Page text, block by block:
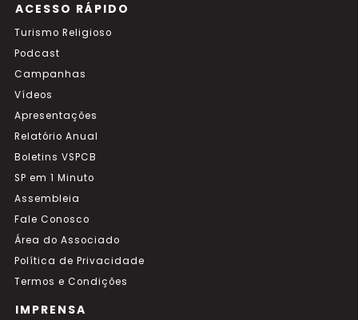
ACESSO RÁPIDO
Turismo Religioso
Podcast
Campanhas
Vídeos
Apresentações
Relatório Anual
Boletins VSPCB
SP em 1 Minuto
Assembleia
Fale Conosco
Área do Associado
Política de Privacidade
Termos e Condições
IMPRENSA